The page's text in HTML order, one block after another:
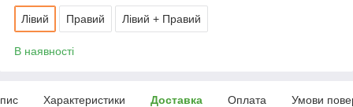
Лівий Правий Лівий + Правий
В наявності
Характеристики Доставка Оплата Умови